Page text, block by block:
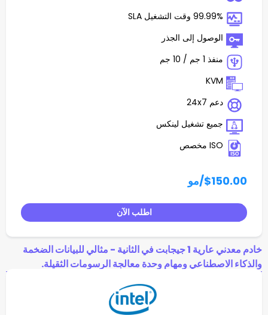
إلى الجذر
لينكس
خادم معدني عارية 1 جيجابت في الثانية - مثالي للبيانات الضخمة
ومهام وحدة معالجة الرسومات الثقيلة.